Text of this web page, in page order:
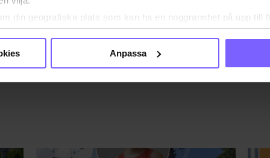
din geografiska plats som kan ha en noggrannhet på upp till
att aktivt skanna den för specifika kännetecken
uppgifter behandlas och ställ in dina preferenser i
användande av vår webbplats.
Anpassa